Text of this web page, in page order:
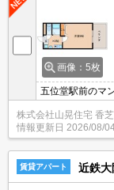
画像：5枚
五位堂駅前のマ
ション物件(^^)/
(#^.^#)当社おす
株式会社山晃住宅 香
情報更新日 2026/08/
賃貸アパート 近鉄